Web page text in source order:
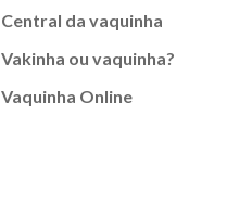
Central da vaquinha
Vakinha ou vaquinha?
Vaquinha Online